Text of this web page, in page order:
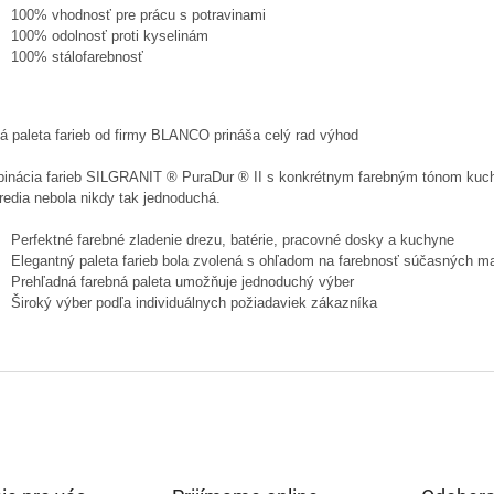
100% vhodnosť pre prácu s potravinami
100% odolnosť proti kyselinám
100% stálofarebnosť
paleta farieb od firmy BLANCO prináša celý rad výhod
farieb SILGRANIT ® PuraDur ® II s konkrétnym farebným tónom
nebola nikdy tak jednoduchá.
Perfektné farebné zladenie drezu, batérie, pracovné dosky a kuchyne
Elegantný paleta farieb bola zvolená s ohľadom na farebnosť súčasných
Prehľadná farebná paleta umožňuje jednoduchý výber
Široký výber podľa individuálnych požiadaviek zákazníka